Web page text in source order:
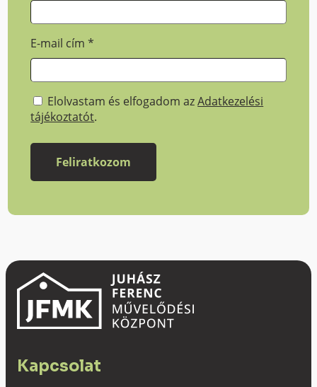
E-mail cím*
Elolvastam és elfogadom azAdatkezelési
tájékoztatót.
Kapcsolat